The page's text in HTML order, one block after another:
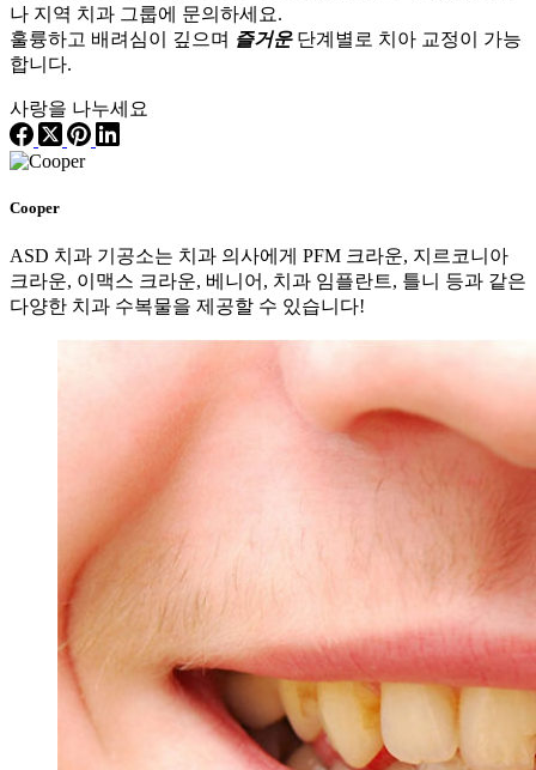
나 지역 치과 그룹에 문의하세요.
훌륭하고 배려심이 깊으며 즐거운단계별로 치아 교정이 가능
합니다.
사랑을 나누세요
Cooper
ASD 치과 기공소는 치과 의사에게 PFM 크라운, 지르코니아
크라운, 이맥스 크라운, 베니어, 치과 임플란트, 틀니 등과 같은
다양한 치과 수복물을 제공할 수 있습니다!